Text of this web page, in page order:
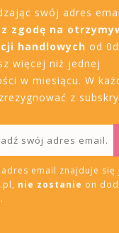
swój adres
zgodę na
handlowych od
więcej niż jednej
w miesiącu. W
z
adres email znajduje się
nie zostanie on